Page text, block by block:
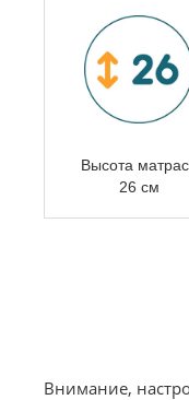
Высота
26 см
Внимание,